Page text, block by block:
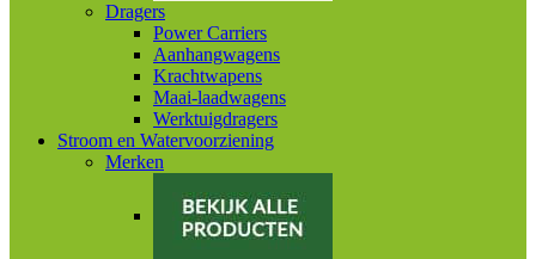
Dragers
Power Carriers
Aanhangwagens
Krachtwapens
Maai-laadwagens
Werktuigdragers
Stroom en Watervoorziening
Merken